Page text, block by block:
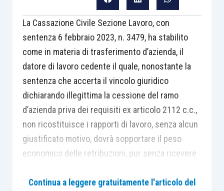
La Cassazione Civile Sezione Lavoro, con
sentenza 6 febbraio 2023, n. 3479, ha stabilito
come in materia di trasferimento d’azienda, il
datore di lavoro cedente il quale, nonostante la
sentenza che accerta il vincolo giuridico
dichiarando illegittima la cessione del ramo
d’azienda priva dei requisiti ex articolo 2112 c.c.,
non ricostituisce i rapporti di lavoro, senza alcun
giustificato motivo, dovrà sopportare il peso
economico delle retribuzioni, pur senza ricevere
offerta dal lavoratore; il rifiuto della prestazione
Continua a leggere gratuitamente l'articolo del